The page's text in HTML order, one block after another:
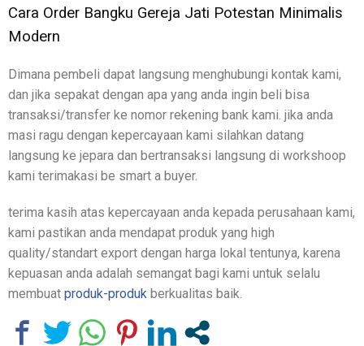
Cara Order Bangku Gereja Jati Potestan Minimalis
Modern
Dimana pembeli dapat langsung menghubungi kontak kami,
dan jika sepakat dengan apa yang anda ingin beli bisa
transaksi/transfer ke nomor rekening bank kami. jika anda
masi ragu dengan kepercayaan kami silahkan datang
langsung ke jepara dan bertransaksi langsung di workshoop
kami terimakasi be smart a buyer.
terima kasih atas kepercayaan anda kepada perusahaan kami,
kami pastikan anda mendapat produk yang high
quality/standart export dengan harga lokal tentunya, karena
kepuasan anda adalah semangat bagi kami untuk selalu
membuat produk-produk berkualitas baik.